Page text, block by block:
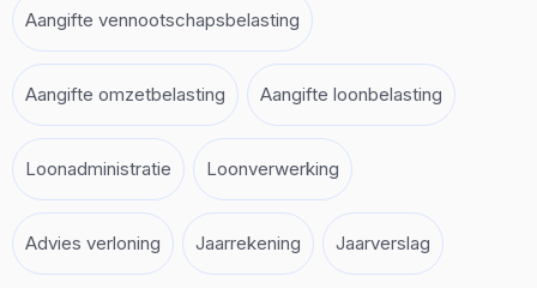
Aangifte vennootschapsbelasting
Aangifte omzetbelasting Aangifte loonbelasting
Loonadministratie Loonverwerking
Advies verloning Jaarrekening Jaarverslag